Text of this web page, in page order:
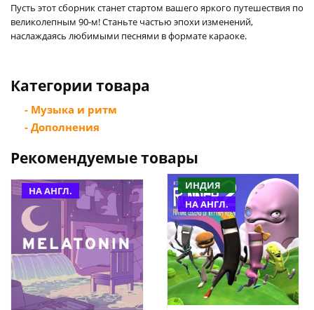
Пусть этот сборник станет стартом вашего яркого путешествия по
великолепным 90-м! Станьте частью эпохи изменений,
наслаждаясь любимыми песнями в формате караоке.
Категории товара
- Музыка и ритм
- Дополнения
Рекомендуемые товары
НА АНГЛ.
ИНДИЯ
НА АНГЛ.